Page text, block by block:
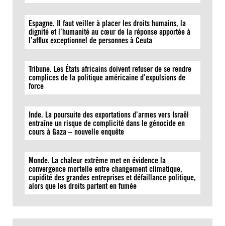
Espagne. Il faut veiller à placer les droits humains, la
dignité et l’humanité au cœur de la réponse apportée à
l’afflux exceptionnel de personnes à Ceuta
Tribune. Les États africains doivent refuser de se rendre
complices de la politique américaine d’expulsions de
force
Inde. La poursuite des exportations d’armes vers Israël
entraîne un risque de complicité dans le génocide en
cours à Gaza – nouvelle enquête
Monde. La chaleur extrême met en évidence la
convergence mortelle entre changement climatique,
cupidité des grandes entreprises et défaillance politique,
alors que les droits partent en fumée